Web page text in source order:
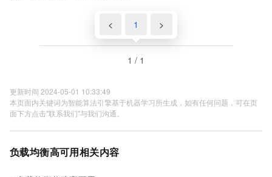
< 1 >
1 / 1
更新时间 2024-05-01 10:33:49
本页面内关键词为智能算法引擎基于机器学习所生成，如有任何问题，可在页
面下方点击"联系我们"与我们沟通。
负载均衡高可用相关内容